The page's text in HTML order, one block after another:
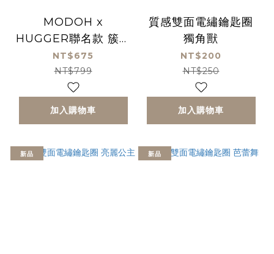
MODOH x
HUGGER聯名款 簇絨
黏土數字畫-酷比龍
NT$675
NT$799
加入購物車
質感雙面電繡鑰匙圈
獨角獸
NT$200
NT$250
加入購物車
新品 新品